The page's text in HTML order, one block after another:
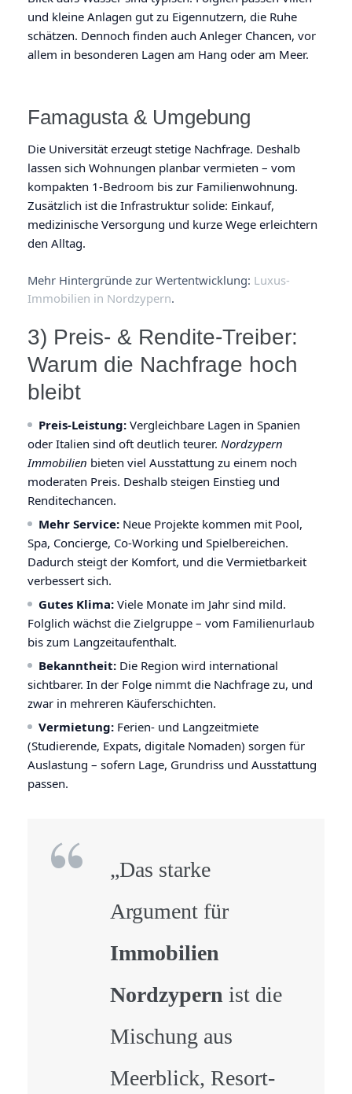
und kleine Anlagen gut zu Eigennutzern, die Ruhe
schätzen. Dennoch finden auch Anleger Chancen, vor
allem in besonderen Lagen am Hang oder am Meer.
Famagusta & Umgebung
Die Universität erzeugt stetige Nachfrage. Deshalb
lassen sich Wohnungen planbar vermieten – vom
kompakten 1-Bedroom bis zur Familienwohnung.
Zusätzlich ist die Infrastruktur solide: Einkauf,
medizinische Versorgung und kurze Wege erleichtern
den Alltag.
Mehr Hintergründe zur Wertentwicklung: Luxus-
Immobilien in Nordzypern.
3) Preis- & Rendite-Treiber:
Warum die Nachfrage hoch
bleibt
Preis-Leistung: Vergleichbare Lagen in Spanien
oder Italien sind oft deutlich teurer. Nordzypern
Immobilien bieten viel Ausstattung zu einem noch
moderaten Preis. Deshalb steigen Einstieg und
Renditechancen.
Mehr Service: Neue Projekte kommen mit Pool,
Spa, Concierge, Co-Working und Spielbereichen.
Dadurch steigt der Komfort, und die Vermietbarkeit
verbessert sich.
Gutes Klima: Viele Monate im Jahr sind mild.
Folglich wächst die Zielgruppe – vom Familienurlaub
bis zum Langzeitaufenthalt.
Bekanntheit: Die Region wird international
sichtbarer. In der Folge nimmt die Nachfrage zu, und
zwar in mehreren Käuferschichten.
Vermietung: Ferien- und Langzeitmiete
(Studierende, Expats, digitale Nomaden) sorgen für
Auslastung – sofern Lage, Grundriss und Ausstattung
passen.
„Das starke
Argument für
Immobilien
Nordzypern ist die
Mischung aus
Meerblick, Resort-